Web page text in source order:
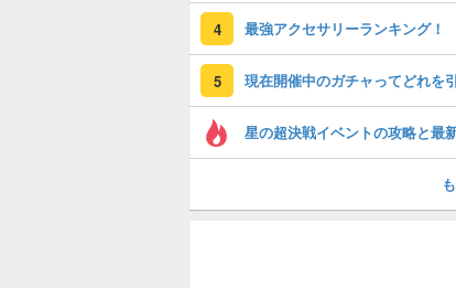
4 最強アクセサリーランキング！
5
星の超決戦イベントの攻略と最